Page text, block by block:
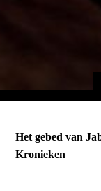
Het gebed van
Kronieken